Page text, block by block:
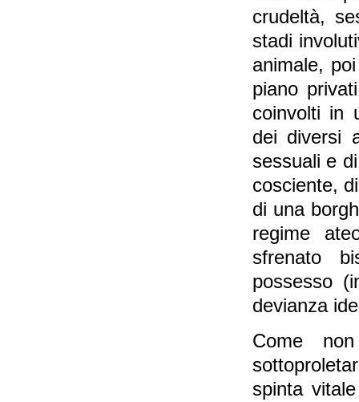
crudeltà,
stadi
animale,
piano
coinvolti in
dei diversi
sessuali e
cosciente,
di una
regime
sfrenato
possesso
devianza
Come
spinta